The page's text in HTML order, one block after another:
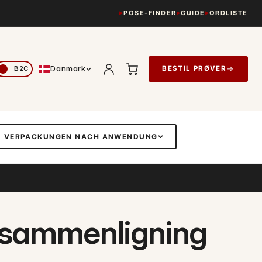
POSE-FINDER GUIDE ORDLISTE
Danmark BESTIL PRØVER→
VERPACKUNGEN NACH ANWENDUNG